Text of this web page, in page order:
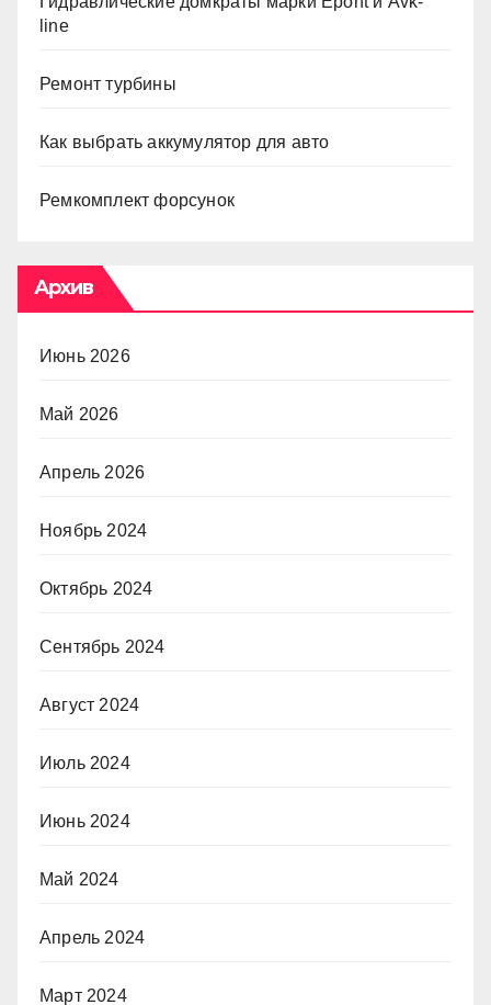
line
Ремонт турбины
Как выбрать аккумулятор для авто
Ремкомплект форсунок
Архив
Июнь 2026
Май 2026
Апрель 2026
Ноябрь 2024
Октябрь 2024
Сентябрь 2024
Август 2024
Июль 2024
Июнь 2024
Май 2024
Апрель 2024
Март 2024